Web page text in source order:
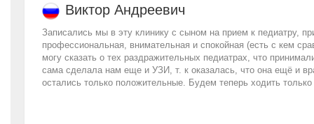
Виктор Андреевич
Записались мы в эту клинику с сыном на прием к педиатру,
профессиональная, внимательная и спокойная (есть с кем
могу сказать о тех раздражительных педиатрах, что
сама сделала нам еще и УЗИ, т. к оказалась, что она ещё и
остались только положительные. Будем теперь ходить только